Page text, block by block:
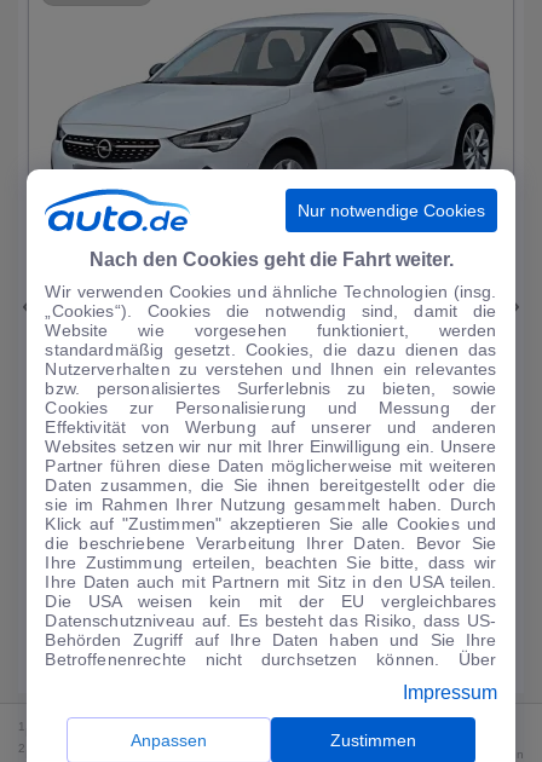
|19
Opel Corsa
Elegance 1.2T*Autom LED R-Kam Tempo Blueto...
33.297 km· 07/2023· Benzin·Automatik
Finanzierung Kaufen
134€/mtl.
Guter Preis4
0 € Anzahlung ·60 Monate ·Finanzierungs-Details
Angebot anfragen Rate anpassen
Kraftstoffverbrauch komb. 5,4 l/100 km · CO₂-Emissionen komb. 123 g/km
· CO₂-Klasse D · WLTP*
1
2 Bei dem Streichpreis handelt es sich für Neufahrzeuge und junge Gebrauchte um den
Nur notwendige Cookies
Nach den Cookies geht die Fahrt weiter.
Wir verwenden Cookies und ähnliche Technologien (insg.
„Cookies“). Cookies die notwendig sind, damit die
Website wie vorgesehen funktioniert, werden
standardmäßig gesetzt. Cookies, die dazu dienen das
Nutzerverhalten zu verstehen und Ihnen ein relevantes
bzw. personalisiertes Surferlebnis zu bieten, sowie
Cookies zur Personalisierung und Messung der
Effektivität von Werbung auf unserer und anderen
Websites setzen wir nur mit Ihrer Einwilligung ein. Unsere
Partner führen diese Daten möglicherweise mit weiteren
Daten zusammen, die Sie ihnen bereitgestellt oder die
sie im Rahmen Ihrer Nutzung gesammelt haben. Durch
Klick auf "Zustimmen" akzeptieren Sie alle Cookies und
die beschriebene Verarbeitung Ihrer Daten. Bevor Sie
Ihre Zustimmung erteilen, beachten Sie bitte, dass wir
Ihre Daten auch mit Partnern mit Sitz in den USA teilen.
Die USA weisen kein mit der EU vergleichbares
Datenschutzniveau auf. Es besteht das Risiko, dass US-
Behörden Zugriff auf Ihre Daten haben und Sie Ihre
Betroffenenrechte nicht durchsetzen können. Über
anpassen. Dies ist auch später jederzeit im Bereich
Cookie-Richtliniemöglich. Weitere Informationen finden
Sie in unsererDatenschutzerklärung .
Impressum
Anpassen Zustimmen